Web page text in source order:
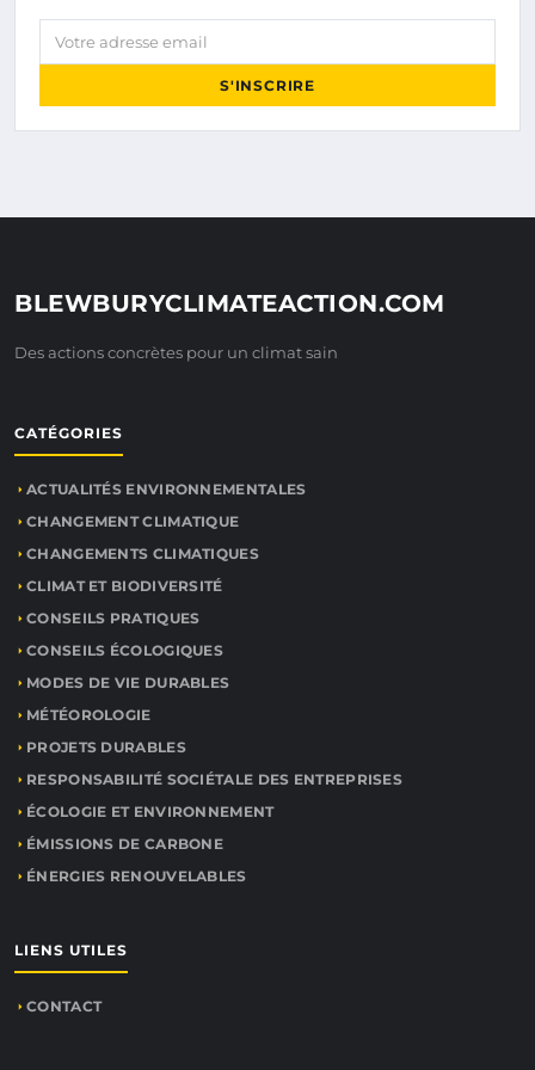
Votre adresse email
S'INSCRIRE
BLEWBURYCLIMATEACTION.COM
Des actions concrètes pour un climat sain
CATÉGORIES
ACTUALITÉS ENVIRONNEMENTALES
CHANGEMENT CLIMATIQUE
CHANGEMENTS CLIMATIQUES
CLIMAT ET BIODIVERSITÉ
CONSEILS PRATIQUES
CONSEILS ÉCOLOGIQUES
MODES DE VIE DURABLES
MÉTÉOROLOGIE
PROJETS DURABLES
RESPONSABILITÉ SOCIÉTALE DES ENTREPRISES
ÉCOLOGIE ET ENVIRONNEMENT
ÉMISSIONS DE CARBONE
ÉNERGIES RENOUVELABLES
LIENS UTILES
CONTACT